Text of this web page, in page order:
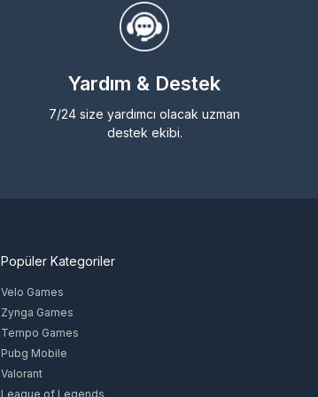
Yardım & Destek
7/24 size yardımcı olacak uzman
destek ekibi.
Popüler Kategoriler
Velo Games
Zynga Games
Tempo Games
Pubg Mobile
Valorant
League of Legends